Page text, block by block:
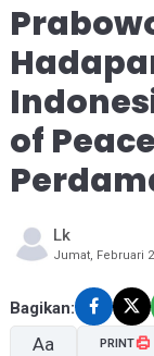
of
Lk
Jumat, Februari
Bagikan:
Aa PRINT